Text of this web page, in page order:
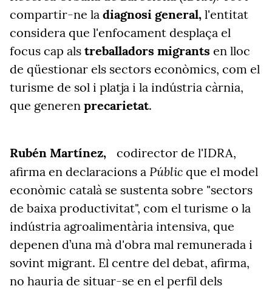
compartir-ne la diagnosi general, l'entitat
considera que l'enfocament desplaça el
focus cap als treballadors migrants en lloc
de qüestionar els sectors econòmics, com el
turisme de sol i platja i la indústria càrnia,
que generen precarietat.
Rubén Martínez,
codirector de l'IDRA,
afirma en declaracions a Públic que el model
econòmic català se sustenta sobre "sectors
de baixa productivitat", com el turisme o la
indústria agroalimentària intensiva, que
depenen d’una mà d'obra mal remunerada i
sovint migrant. El centre del debat, afirma,
no hauria de situar-se en el perfil dels